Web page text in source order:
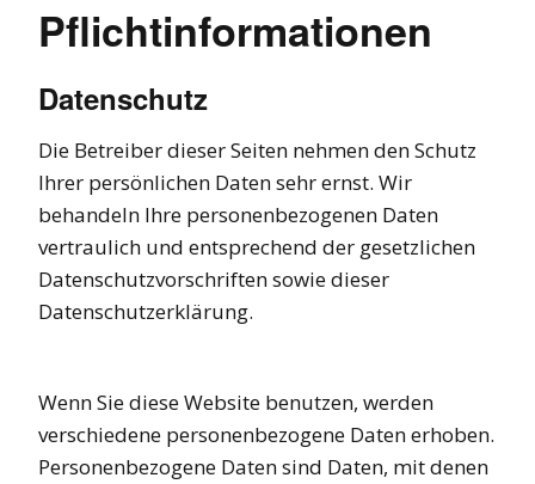
Pflichtinformationen
Datenschutz
Die Betreiber dieser Seiten nehmen den Schutz
Ihrer persönlichen Daten sehr ernst. Wir
behandeln Ihre personenbezogenen Daten
vertraulich und entsprechend der gesetzlichen
Datenschutzvorschriften sowie dieser
Datenschutzerklärung.
Wenn Sie diese Website benutzen, werden
verschiedene personenbezogene Daten erhoben.
Personenbezogene Daten sind Daten, mit denen